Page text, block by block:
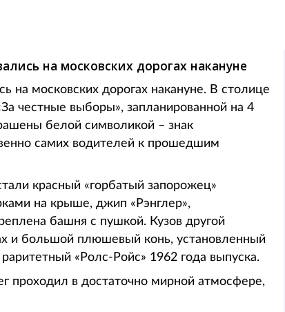
на московских дорогах накануне
на московских дорогах накануне. В столице
честные выборы», запланированной на 4
белой символикой – знак
самих водителей к прошедшим
красный «горбатый запорожец»
на крыше, джип «Рэнглер»,
башня с пушкой. Кузов другой
и большой плюшевый конь, установленный
«Ролс-Ройс» 1962 года выпуска.
проходил в достаточно мирной атмосфере,